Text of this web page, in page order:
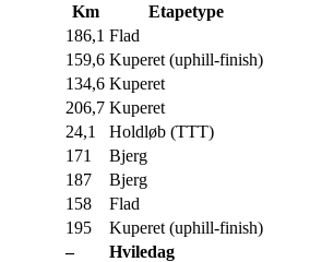
Km
Etapetype
186,1 Flad
159,6 Kuperet (uphill-finish)
134,6 Kuperet
206,7 Kuperet
24,1
Holdløb (TTT)
171
Bjerg
187
Bjerg
158
Flad
195
Kuperet (uphill-finish)
–
Hviledag